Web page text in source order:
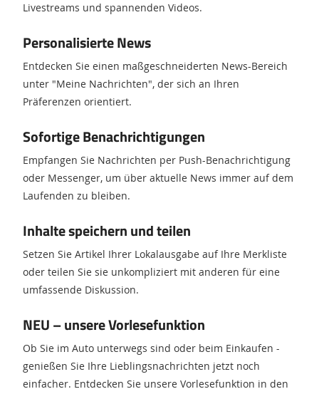
Livestreams und spannenden Videos.
Personalisierte News
Entdecken Sie einen maßgeschneiderten News-Bereich
unter "Meine Nachrichten", der sich an Ihren
Präferenzen orientiert.
Sofortige Benachrichtigungen
Empfangen Sie Nachrichten per Push-Benachrichtigung
oder Messenger, um über aktuelle News immer auf dem
Laufenden zu bleiben.
Inhalte speichern und teilen
Setzen Sie Artikel Ihrer Lokalausgabe auf Ihre Merkliste
oder teilen Sie sie unkompliziert mit anderen für eine
umfassende Diskussion.
NEU – unsere Vorlesefunktion
Ob Sie im Auto unterwegs sind oder beim Einkaufen -
genießen Sie Ihre Lieblingsnachrichten jetzt noch
einfacher. Entdecken Sie unsere Vorlesefunktion in den